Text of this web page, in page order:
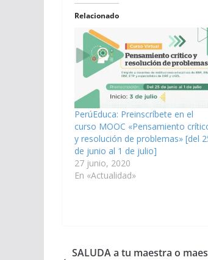
Relacionado
PerúEduca: Preinscríbete en el
curso MOOC «Pensamiento
y resolución de problemas» [del
de junio al 1 de julio]
27 junio, 2020
En «Actualidad»
SALUDA a tu maestra o